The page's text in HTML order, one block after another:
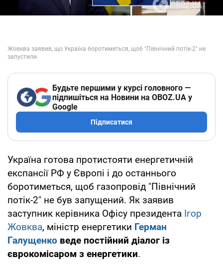
Будьте першими у курсі головного —
підпишіться на Новини на OBOZ.UA у
Google
Підписатися
Україна готова протистояти енергетичній
експансії РФ у Європі і до останнього
боротиметься, щоб газопровід "Північний
потік-2" не був запущений. Як заявив
заступник керівника Офісу президента Ігор
Жовква, міністр енергетики Герман
Галущенко веде постійний діалог із
єврокомісаром з енергетики.